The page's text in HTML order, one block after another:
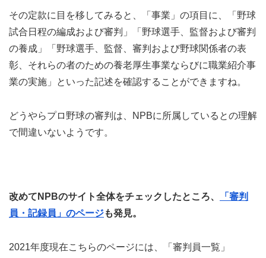
その定款に目を移してみると、「事業」の項目に、「野球
試合日程の編成および審判」「野球選手、監督および審判
の養成」「野球選手、監督、審判および野球関係者の表
彰、それらの者のための養老厚生事業ならびに職業紹介事
業の実施」といった記述を確認することができますね。
どうやらプロ野球の審判は、NPBに所属しているとの理解
で間違いないようです。
改めてNPBのサイト全体をチェックしたところ、
「審判
員・記録員」のページも発見。
2021年度現在こちらのページには、「審判員一覧」